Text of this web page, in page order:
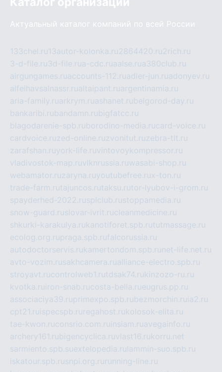
Актуальный каталог компаний по всей России
133chel.ru13autor-kolonka.ru2864420.ru2rich.ru
3-d-file.ru3d-file.rua-cdc.ruaalse.rua380club.ru
airgungames.ruaccounts-112.ruadler-jun.ruadonyev.ru
alfeihavsalnassr.rualtaipant.ruargentinamia.ru
aria-family.ruarkrym.ruashanet.rubelgorod-day.ru
bankaribi.rubandamn.rubigfatcc.ru
blagodarenie-spb.ruborodino-media.rucard-voice.ru
cardvoice.ruzed-online.ruzvonitut.ruzebra-tlt.ru
zarafshan.ruyork-life.ruvintovoykompressor.ru
vladivostok-map.ruvlknrussia.ruwasabi-shop.ru
webamator.ruzaryna.ruyoutubefree.rux-ton.ru
trade-farm.rutajuncos.rutaksu.rutor-lyubov-i-grom.ru
spayderhed-2022.rusplclub.rustoppamedia.ru
snow-guard.ruslovar-ivrit.rucleanmedicine.ru
shkurki-karakulya.rukanotiforet.spb.rututmassage.ru
ecolog.org.rupraga.spb.rufalcorussia.ru
autodoctorservis.rukamertondom.spb.ru net-life.net.ru
avto-vozim.rusakhcamera.rualliance-electro.spb.ru
stroyavt.rucontrolweb1.rutdsak74.rukinzozo-ru.ru
kvotka.ru iron-snab.rucosta-bella.rueugrus.pp.ru
associaciya39.ruprimexpo.spb.rubezmorchin.ru ia2.ru
cpt21.ru ispecspb.ru regahost.rukolosok-elita.ru
tae-kwon.ruconsrio.com.ru insiam.ruavegainfo.ru
archery161.rubigencyclica.ruvlast16.rukorru.net
sarmiento.spb.suextelopedia.ru lammin-suo.spb.ru
iskatour.spb.rusnpi.org.ru running-line.ru